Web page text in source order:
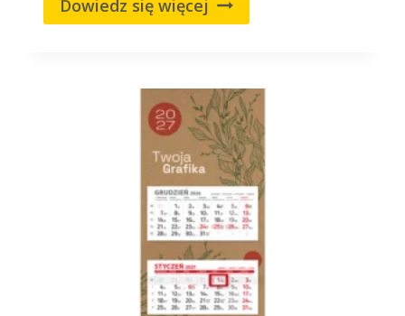
Dowiedz się więcej